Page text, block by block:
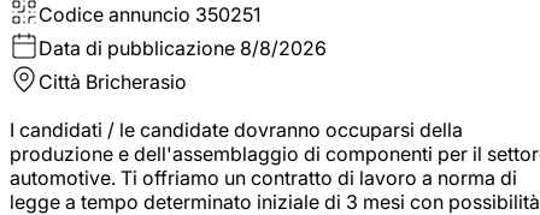
Codice annuncio 350251
Data di pubblicazione 8/8/2026
Città Bricherasio
I candidati / le candidate dovranno occuparsi della
produzione e dell'assemblaggio di componenti per il
automotive. Ti offriamo un contratto di lavoro a norma di
legge a tempo determinato iniziale di 3 mesi con possibilità